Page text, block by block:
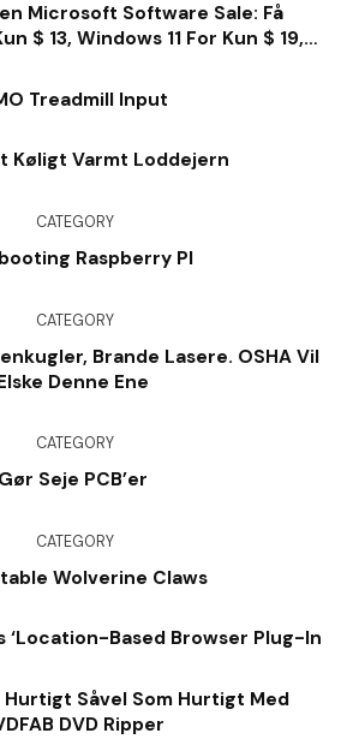
Microsoft Software Sale: Få
$ 13, Windows 11 For Kun $ 19,
Treadmill Input
Køligt Varmt Loddejern
CATEGORY
Raspberry PI
CATEGORY
Brande Lasere. OSHA Vil
Denne Ene
CATEGORY
Gør Seje PCB’er
CATEGORY
Wolverine Claws
‘Location-Based Browser Plug-In
Hurtigt Såvel Som Hurtigt Med
DVD Ripper